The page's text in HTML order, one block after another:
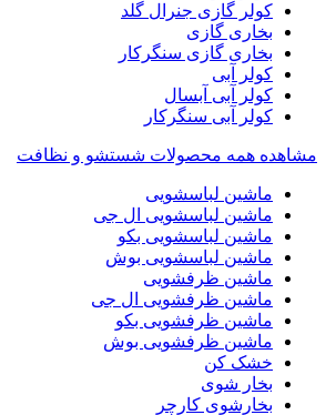
کولر گازی جنرال گلد
بخاری گازی
بخاری گازی سنگرکار
کولر آبی
کولر آبی آبسال
کولر آبی سنگرکار
مشاهده همه محصولات شستشو و نظافت
ماشین لباسشویی
ماشین لباسشویی ال جی
ماشین لباسشویی بکو
ماشین لباسشویی بوش
ماشین ظرفشویی
ماشین ظرفشویی ال جی
ماشین ظرفشویی بکو
ماشین ظرفشویی بوش
خشک کن
بخار شوی
بخارشوی کارچر